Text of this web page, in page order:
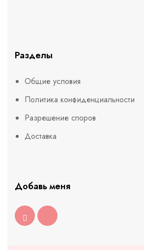
Разделы
Общие условия
Политика конфиденциальности
Разрешение споров
Доставка
Добавь меня